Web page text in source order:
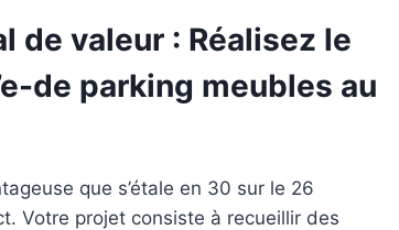
de valeur : Réalisez le
de parking meubles au
que s’étale en 30 sur le 26
Votre projet consiste à recueillir des